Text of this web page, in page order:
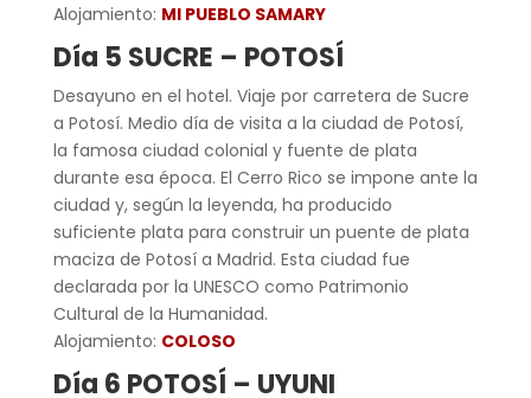
Alojamiento: MI PUEBLO SAMARY
Día 5 SUCRE – POTOSÍ
Desayuno en el hotel. Viaje por carretera de Sucre
a Potosí. Medio día de visita a la ciudad de Potosí,
la famosa ciudad colonial y fuente de plata
durante esa época. El Cerro Rico se impone ante la
ciudad y, según la leyenda, ha producido
suficiente plata para construir un puente de plata
maciza de Potosí a Madrid. Esta ciudad fue
declarada por la UNESCO como Patrimonio
Cultural de la Humanidad.
Alojamiento: COLOSO
Día 6 POTOSÍ – UYUNI